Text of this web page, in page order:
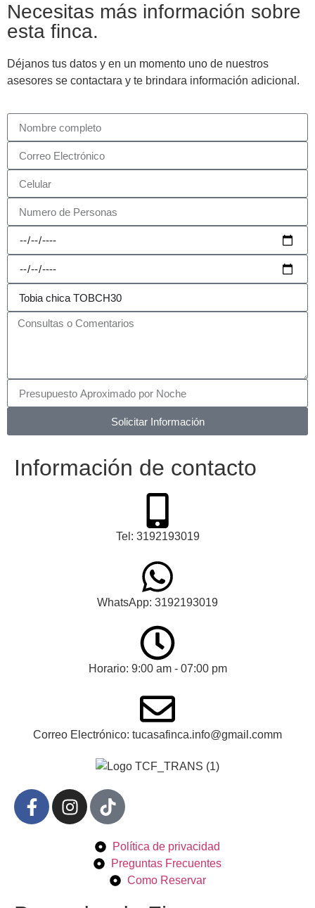
Necesitas más información sobre
esta finca.
Déjanos tus datos y en un momento uno de nuestros
asesores se contactara y te brindara información adicional.
Solicitar Información
Información de contacto
Tel: 3192193019
WhatsApp: 3192193019
Horario: 9:00 am - 07:00 pm
Correo Electrónico: tucasafinca.info@gmail.comm
Política de privacidad
Preguntas Frecuentes
Como Reservar